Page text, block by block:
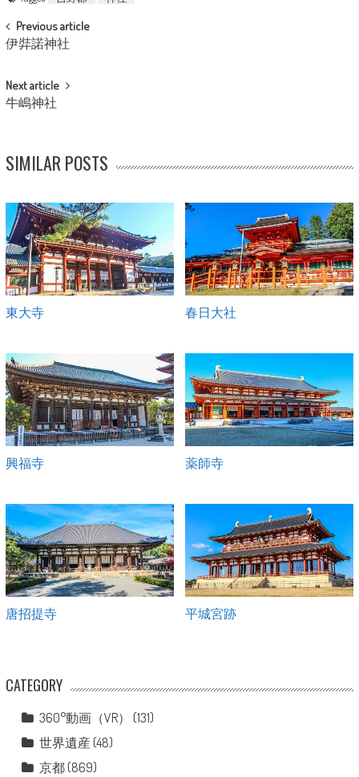
POST NAVIGATION
Previous article
伊弉諾神社
Next article
牛嶋神社
SIMILAR POSTS
東大寺 春日大社
興福寺 薬師寺
唐招提寺 平城宮跡
CATEGORY
360°動画（VR）
(131)
世界遺産 (48)
京都(869)